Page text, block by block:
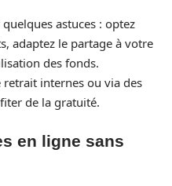
astuces : optez
adaptez le partage à votre
des fonds.
internes ou via des
de la gratuité.
en ligne sans